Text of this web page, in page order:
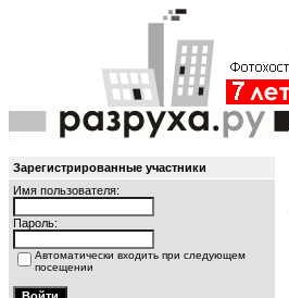
Зарегистрированные участники
Имя пользователя:
Пароль:
Автоматически входить при следующем
посещении